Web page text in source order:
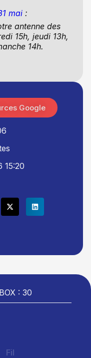
mai:
antenne des
15h, jeudi 13h,
14h.
15:20
Google
: 30
Fil